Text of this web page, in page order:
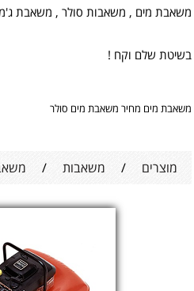
משאבת מים , משאבות סולר , משאבת
במחירים
בשיטת שלם וקח !
משאבות מים
משאבת מים מחיר משאבת מים סולר
מוצרים / משאבות /